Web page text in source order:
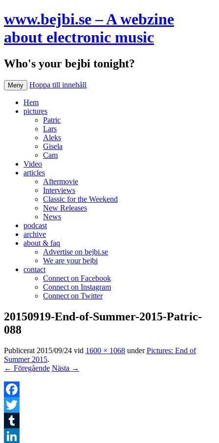
www.bejbi.se – A webzine
about electronic music
Who's your bejbi tonight?
Meny Hoppa till innehåll
Hem
pictures
Patric
Lars
Aleks
Gisela
Cam
Video
articles
Aftermovie
Interviews
Classic for the Weekend
New Releases
News
podcast
archive
about & faq
Advertise on bejbi.se
We are your bejbi
contact
Connect on Facebook
Connect on Instagram
Connect on Twitter
20150919-End-of-Summer-2015-Patric-
088
Publicerat 2015/09/24 vid 1600 × 1068 underPictures: End of
Summer 2015.
← Föregående Nästa →
Facebook
Twitter
Tumblr